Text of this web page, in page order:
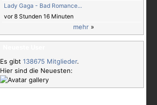
Lady Gaga - Bad Romance...
vor 8 Stunden 16 Minuten
mehr »
Es gibt 138675 Mitglieder.
Hier sind die Neuesten: